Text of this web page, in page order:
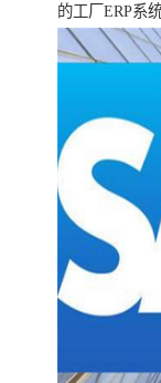
的工厂ERP系统